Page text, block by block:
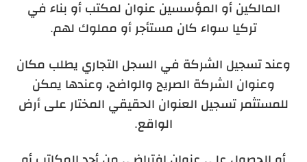
المالكين أو المؤسسين عنوان لمكتب أو بناء في
تركيا سواء كان مستأجر أو مملوك لهم.
وعند تسجيل الشركة في السجل التجاري يطلب مكان
وعنوان الشركة الصريح والواضح، وعندها يمكن
للمستثمر تسجيل العنوان الحقيقي المختار على أرض
الواقع.